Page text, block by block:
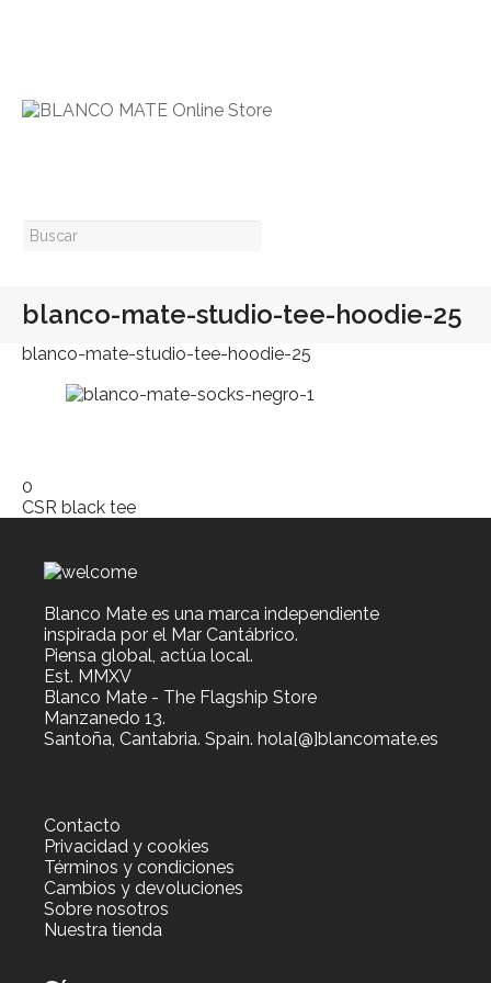
blanco-mate-studio-tee-hoodie-25
blanco-mate-studio-tee-hoodie-25
0
CSR black tee
Blanco Mate es una marca independiente
inspirada por el Mar Cantábrico.
Piensa global, actúa local.
Est. MMXV
Blanco Mate - The Flagship Store
Manzanedo 13.
Santoña, Cantabria. Spain. hola[@]blancomate.es
Contacto
Privacidad y cookies
Términos y condiciones
Cambios y devoluciones
Sobre nosotros
Nuestra tienda